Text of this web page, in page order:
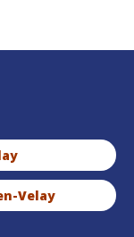
Velay